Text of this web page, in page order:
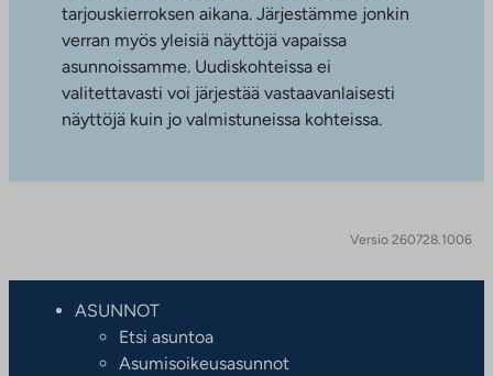
tarjouskierroksen aikana. Järjestämme jonkin
verran myös yleisiä näyttöjä vapaissa
asunnoissamme. Uudiskohteissa ei
valitettavasti voi järjestää vastaavanlaisesti
näyttöjä kuin jo valmistuneissa kohteissa.
Versio 260728.1006
ASUNNOT
Etsi asuntoa
Asumisoikeusasunnot